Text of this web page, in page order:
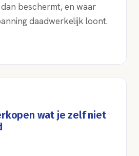
beschermt, en waar
daadwerkelijk loont.
wat je zelf niet